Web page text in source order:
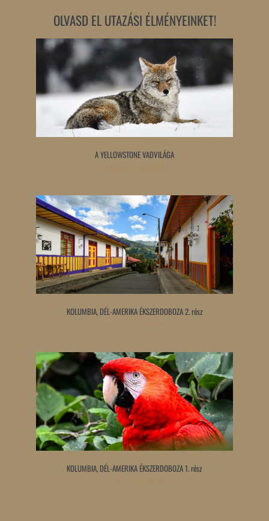
OLVASD EL UTAZÁSI ÉLMÉNYEINKET!
A YELLOWSTONE VADVILÁGA
KOLUMBIA, DÉL-AMERIKA ÉKSZERDOBOZA 2. rész
KOLUMBIA, DÉL-AMERIKA ÉKSZERDOBOZA 1. rész